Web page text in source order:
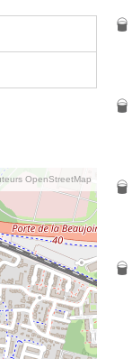
OpenStreetMap